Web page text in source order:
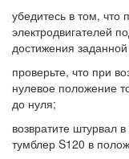
убедитесь в том, что
электродвигателей
достижения
проверьте, что при
нулевое положение
до нуля;
возвратите штурвал
тумблер S120 в